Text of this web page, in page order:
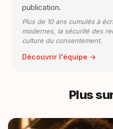
publication.
Plus de 10 ans cumulés à
modernes, la sécurité des
culture du consentement.
Découvrir l'équipe →
Plus